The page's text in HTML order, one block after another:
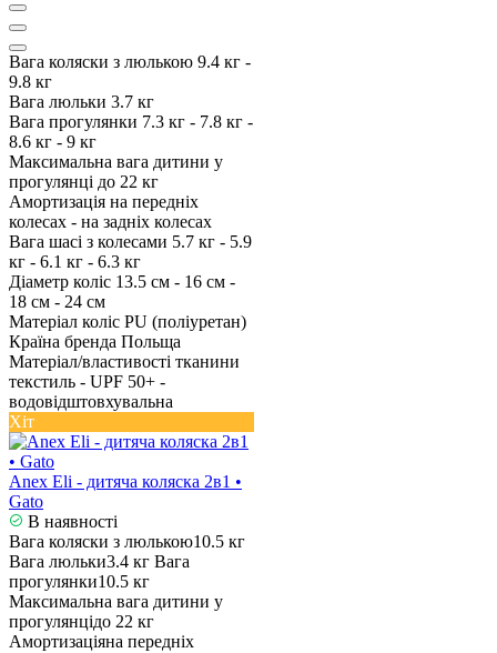
Вага коляски з люлькою 9.4 кг -
9.8 кг
Вага люльки 3.7 кг
Вага прогулянки 7.3 кг - 7.8 кг -
8.6 кг - 9 кг
Максимальна вага дитини у
прогулянці до 22 кг
Амортизація на передніх
колесах - на задніх колесах
Вага шасі з колесами 5.7 кг - 5.9
кг - 6.1 кг - 6.3 кг
Діаметр коліс 13.5 см - 16 см -
18 см - 24 см
Матеріал коліс PU (поліуретан)
Країна бренда Польща
Матеріал/властивості тканини
текстиль - UPF 50+ -
водовідштовхувальна
Хіт
Anex Eli - дитяча коляска 2в1 •
Gato
В наявності
Вага коляски з люлькою10.5 кг
Вага люльки3.4 кг Вага
прогулянки10.5 кг
Максимальна вага дитини у
прогулянцідо 22 кг
Амортизаціяна передніх